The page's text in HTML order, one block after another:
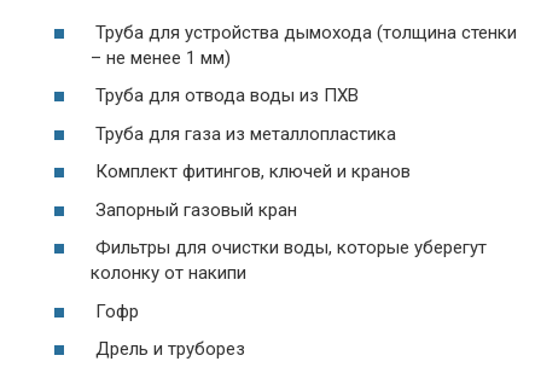
Труба для устройства дымохода (толщина стенки
– не менее 1 мм)
Труба для отвода воды из ПХВ
Труба для газа из металлопластика
Комплект фитингов, ключей и кранов
Запорный газовый кран
Фильтры для очистки воды, которые уберегут
колонку от накипи
Гофр
Дрель и труборез